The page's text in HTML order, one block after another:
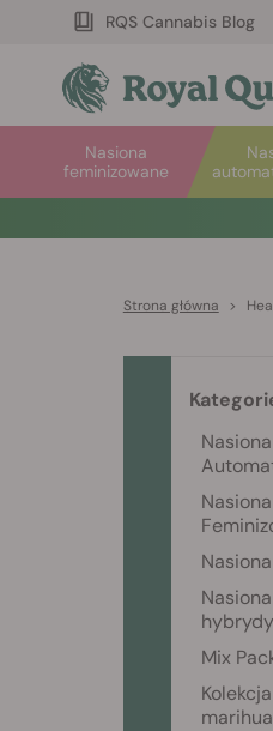
RQS Cannabis Blog
Nasiona
feminizowane
Strona główna >
hybrydy
Mix